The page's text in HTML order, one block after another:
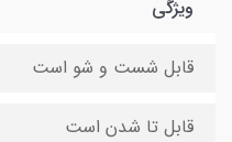
ویژگی
قابل شست و شو است
قابل تا شدن است